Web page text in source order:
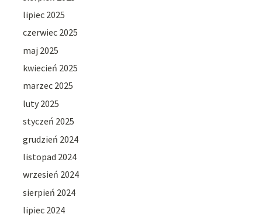
lipiec 2025
czerwiec 2025
maj 2025
kwiecień 2025
marzec 2025
luty 2025
styczeń 2025
grudzień 2024
listopad 2024
wrzesień 2024
sierpień 2024
lipiec 2024